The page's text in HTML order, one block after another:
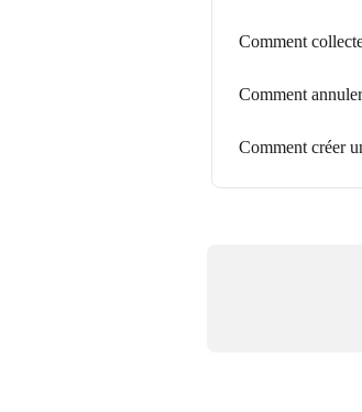
Comment
Comment
Comment créer